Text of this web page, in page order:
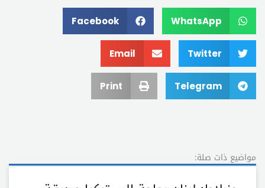
WhatsApp
Facebook
Twitter
Email
Telegram
Print
مواضيع ذات صلة: